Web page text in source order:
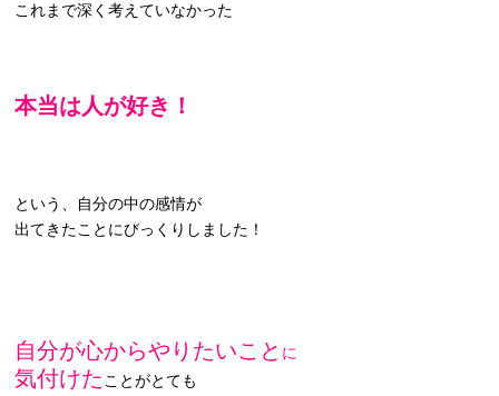
これまで深く考えていなかった
本当は人が好き！
という、自分の中の感情が
出てきたことにびっくりしました！
自分が心からやりたいこと に
気付けた ことがとても